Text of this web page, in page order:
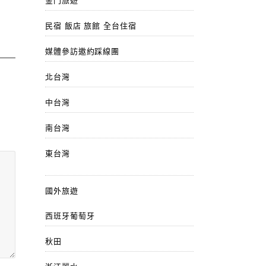
民宿 飯店 旅館 全台住宿
媒體參訪邀約踩線團
北台灣
中台灣
南台灣
東台灣
國外旅遊
西班牙葡萄牙
秋田